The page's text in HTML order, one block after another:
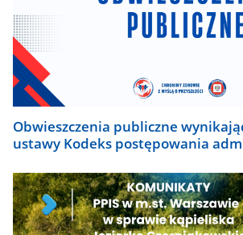
Obwieszczenia publiczne
ustawy Kodeks postępowania